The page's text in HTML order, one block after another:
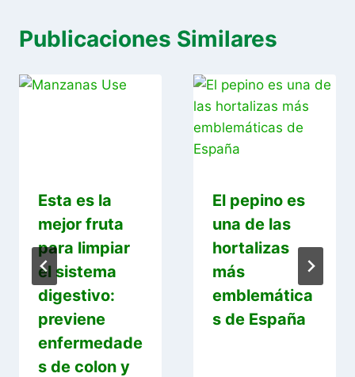
Publicaciones Similares
Esta es la
mejor fruta
para limpiar
el sistema
digestivo:
previene
enfermedade
s de colon y
El pepino es
una de las
hortalizas
más
emblemática
s de España